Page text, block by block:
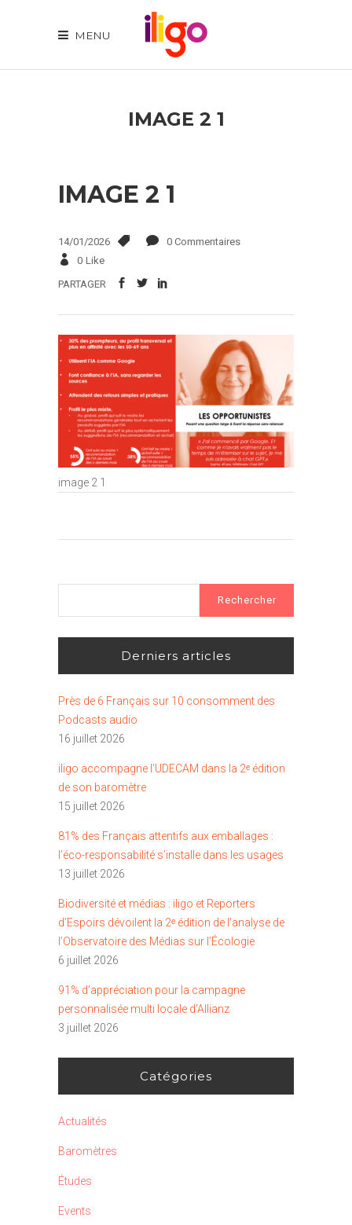
MENU
IMAGE 2 1
IMAGE 2 1
14/01/2026
0 Commentaires
0 Like
PARTAGER
image 2 1
Derniers articles
Près de 6 Français sur 10 consomment des
Podcasts audio
16 juillet 2026
iligo accompagne l’UDECAM dans la 2ᵉ édition
de son baromètre
15 juillet 2026
81% des Français attentifs aux emballages :
l’éco-responsabilité s’installe dans les usages
13 juillet 2026
Biodiversité et médias : iligo et Reporters
d’Espoirs dévoilent la 2ᵉ édition de l’analyse de
l’Observatoire des Médias sur l’Écologie
6 juillet 2026
91% d’appréciation pour la campagne
personnalisée multi locale d’Allianz
3 juillet 2026
Catégories
Actualités
Baromètres
Études
Events